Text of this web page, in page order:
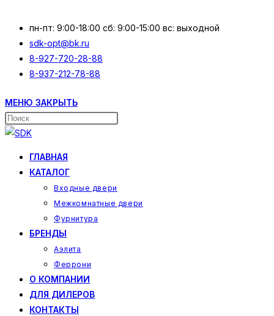
содержимому
пн-пт: 9:00-18:00 сб: 9:00-15:00 вс: выходной
sdk-opt@bk.ru
8-927-720-28-88
8-937-212-78-88
МЕНЮ ЗАКРЫТЬ
Поиск
на
ГЛАВНАЯ
КАТАЛОГ
Входные двери
Межкомнатные двери
Фурнитура
БРЕНДЫ
Аэлита
Феррони
О КОМПАНИИ
ДЛЯ ДИЛЕРОВ
КОНТАКТЫ